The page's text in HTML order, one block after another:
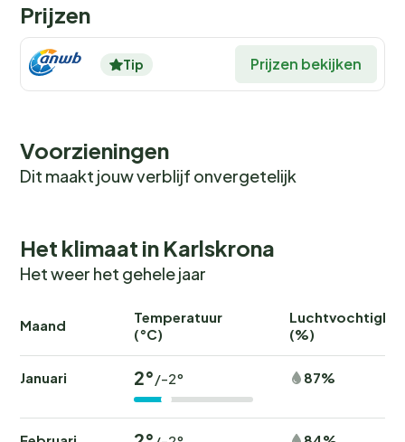
Prijzen
Tip Prijzen bekijken
Voorzieningen
Dit maakt jouw verblijf onvergetelijk
Het klimaat in Karlskrona
Het weer het gehele jaar
Maand
Temperatuur
(°C)
(%)
Januari 2° /-2° 87%